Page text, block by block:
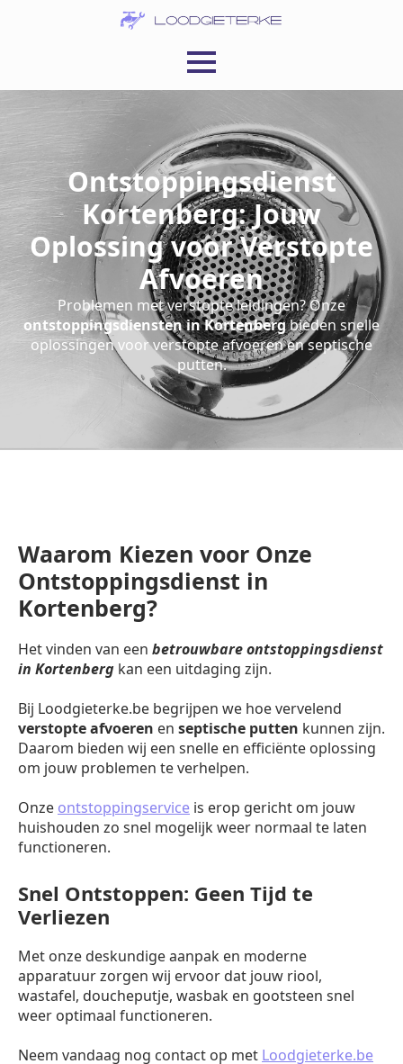
Ontstoppingsdienst
Kortenberg: Jouw
Oplossing voor Verstopte
Afvoeren
Problemen met verstopte leidingen? Onze
ontstoppingsdiensten in Kortenbergbieden snelle
oplossingen voor verstopte afvoeren en septische
putten.
Waarom Kiezen voor Onze
Ontstoppingsdienst in
Kortenberg?
Het vinden van een betrouwbare ontstoppingsdienst
in Kortenberg kan een uitdaging zijn.
Bij Loodgieterke.be begrijpen we hoe vervelend
verstopte afvoeren en septische putten kunnen zijn.
Daarom bieden wij een snelle en efficiënte oplossing
om jouw problemen te verhelpen.
Onze ontstoppingservice is erop gericht om jouw
huishouden zo snel mogelijk weer normaal te laten
functioneren.
Snel Ontstoppen: Geen Tijd te
Verliezen
Met onze deskundige aanpak en moderne
apparatuur zorgen wij ervoor dat jouw riool,
wastafel, doucheputje, wasbak en gootsteen snel
weer optimaal functioneren.
Neem vandaag nog contact op met Loodgieterke.be